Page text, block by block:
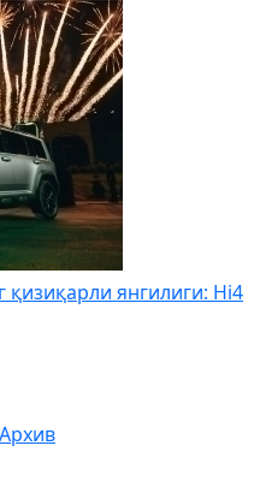
қизиқарли янгилиги: Hi4
Архив